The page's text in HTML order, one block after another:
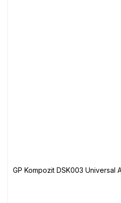
GP Kompozit DSK003 Universal